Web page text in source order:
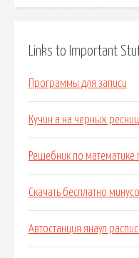
Links to Important
Программы для записи
Кучин а на черных
Решебник по математике
Скачать бесплатно
Автостанция янаул